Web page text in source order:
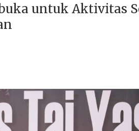
untuk Aktivitas